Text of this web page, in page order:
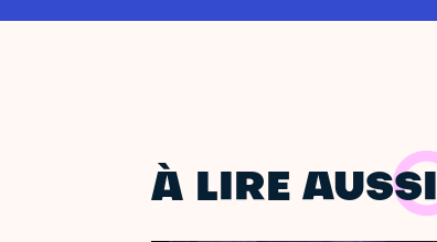
À LIRE AUSSI